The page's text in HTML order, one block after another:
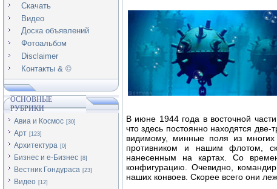
Скачать
Видео
Доска объявлений
Фотоальбом
Disclaimer
Контакты & ©
ОСНОВНЫЕ
РУБРИКИ
Авиа и Космос [30]
Арт [123]
Архитектура [0]
Бизнес и е-Бизнес [8]
Вестник Гондураса [23]
Видео [12]
В июне 1944 года в восточной
что здесь постоянно находятся
видимому, минные поля из
противником и нашим флотом,
нанесенным на картах. Со
конфигурацию. Очевидно,
наших конвоев. Скорее всего они